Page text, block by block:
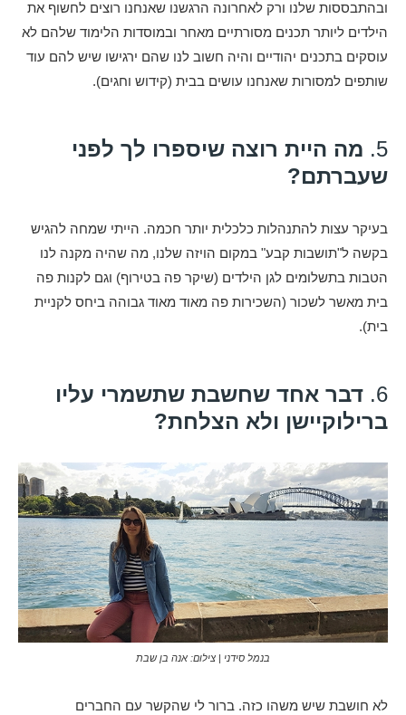
ובהתבססות שלנו ורק לאחרונה הרגשנו שאנחנו רוצים לחשוף את
הילדים ליותר תכנים מסורתיים מאחר ובמוסדות הלימוד שלהם לא
עוסקים בתכנים יהודיים והיה חשוב לנו שהם ירגישו שיש להם עוד
שותפים למסורות שאנחנו עושים בבית (קידוש וחגים).
5. מה היית רוצה שיספרו לך לפני
שעברתם?
בעיקר עצות להתנהלות כלכלית יותר חכמה. הייתי שמחה להגיש
בקשה ל"תושבות קבע" במקום הויזה שלנו, מה שהיה מקנה לנו
הטבות בתשלומים לגן הילדים (שיקר פה בטירוף) וגם לקנות פה
בית מאשר לשכור (השכירות פה מאוד מאוד גבוהה ביחס לקניית
בית).
6. דבר אחד שחשבת שתשמרי עליו
ברילוקיישן ולא הצלחת?
בנמל סידני | צילום: אנה בן שבת
לא חושבת שיש משהו כזה. ברור לי שהקשר עם החברים